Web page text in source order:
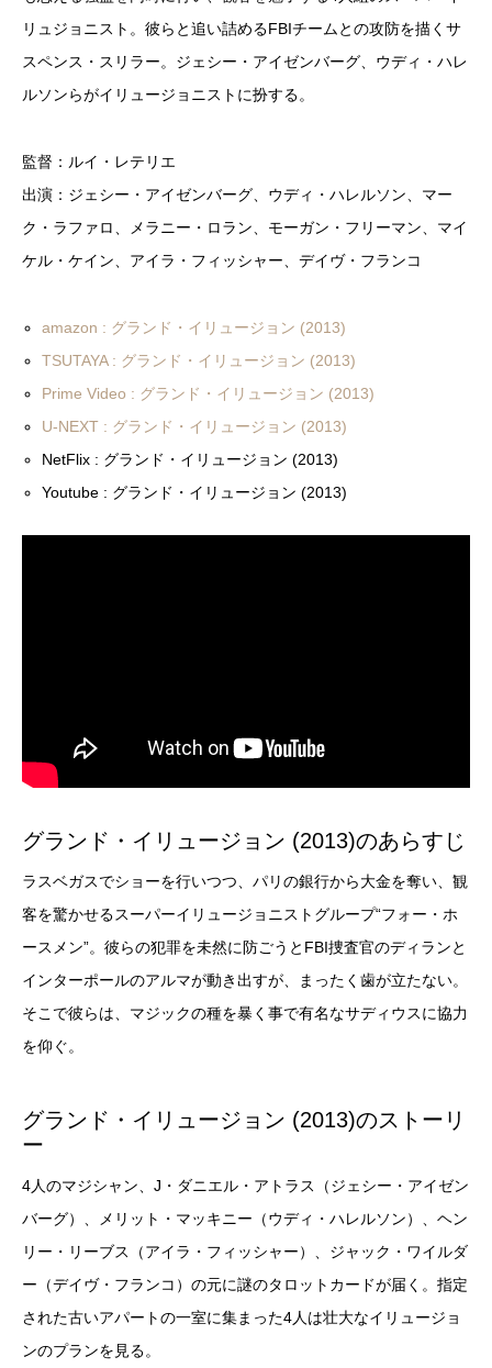
リュジョニスト。彼らと追い詰めるFBIチームとの攻防を描くサ
スペンス・スリラー。ジェシー・アイゼンバーグ、ウディ・ハレ
ルソンらがイリュージョニストに扮する。
監督：ルイ・レテリエ
出演：ジェシー・アイゼンバーグ、ウディ・ハレルソン、マー
ク・ラファロ、メラニー・ロラン、モーガン・フリーマン、マイ
ケル・ケイン、アイラ・フィッシャー、デイヴ・フランコ
amazon : グランド・イリュージョン (2013)
TSUTAYA : グランド・イリュージョン (2013)
Prime Video : グランド・イリュージョン (2013)
U-NEXT : グランド・イリュージョン (2013)
NetFlix : グランド・イリュージョン (2013)
Youtube : グランド・イリュージョン (2013)
グランド・イリュージョン (2013)のあらすじ
ラスベガスでショーを行いつつ、パリの銀行から大金を奪い、観
客を驚かせるスーパーイリュージョニストグループ“フォー・ホ
ースメン”。彼らの犯罪を未然に防ごうとFBI捜査官のディランと
インターポールのアルマが動き出すが、まったく歯が立たない。
そこで彼らは、マジックの種を暴く事で有名なサディウスに協力
を仰ぐ。
グランド・イリュージョン (2013)のストーリ
ー
4人のマジシャン、J・ダニエル・アトラス（ジェシー・アイゼン
バーグ）、メリット・マッキニー（ウディ・ハレルソン）、ヘン
リー・リーブス（アイラ・フィッシャー）、ジャック・ワイルダ
ー（デイヴ・フランコ）の元に謎のタロットカードが届く。指定
された古いアパートの一室に集まった4人は壮大なイリュージョ
ンのプランを見る。